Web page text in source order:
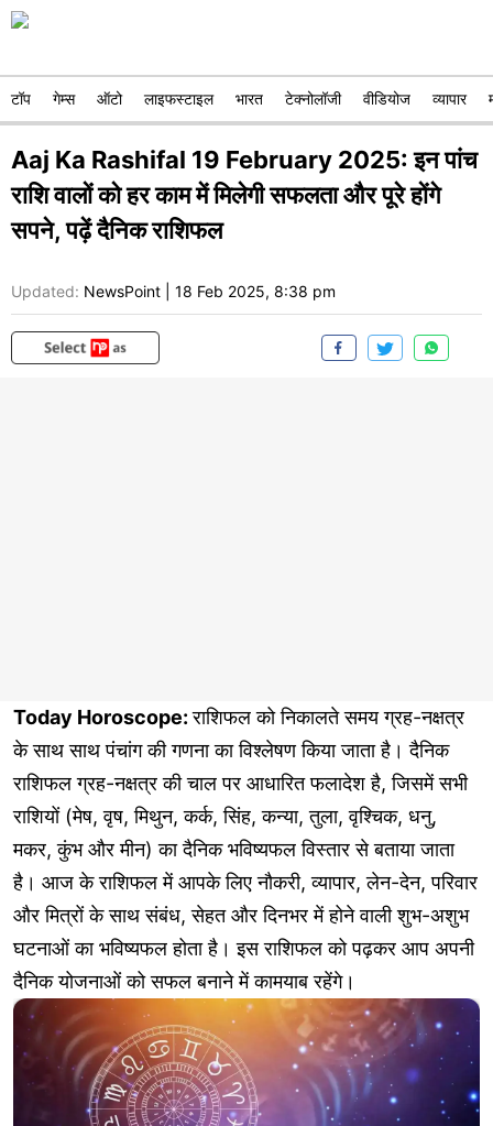
टॉप गेम्स ऑटो लाइफस्टाइल भारत टेक्नोलॉजी वीडियोज व्यापार
Aaj Ka Rashifal 19 February 2025: इन पांच
राशि वालों को हर काम में मिलेगी सफलता और पूरे होंगे
सपने, पढ़ें दैनिक राशिफल
Updated: NewsPoint 18 Feb 2025, 8:38 pm
Today Horoscope:राशिफल को निकालते समय ग्रह-नक्षत्र
के साथ साथ पंचांग की गणना का विश्लेषण किया जाता है। दैनिक
राशिफल ग्रह-नक्षत्र की चाल पर आधारित फलादेश है, जिसमें सभी
राशियों (मेष, वृष, मिथुन, कर्क, सिंह, कन्या, तुला, वृश्चिक, धनु,
मकर, कुंभ और मीन) का दैनिक भविष्यफल विस्तार से बताया जाता
है। आज के राशिफल में आपके लिए नौकरी, व्यापार, लेन-देन, परिवार
और मित्रों के साथ संबंध, सेहत और दिनभर में होने वाली शुभ-अशुभ
घटनाओं का भविष्यफल होता है। इस राशिफल को पढ़कर आप अपनी
दैनिक योजनाओं को सफल बनाने में कामयाब रहेंगे।